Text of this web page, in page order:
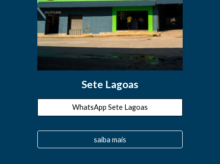
Sete Lagoas
WhatsApp Sete Lagoas
saiba mais